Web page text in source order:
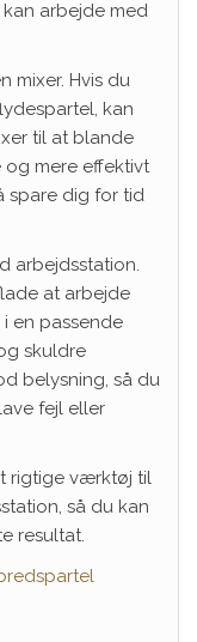
arbejde med
mixer. Hvis du
kan
til at blande
og mere effektivt
spare dig for tid
arbejdsstation.
at arbejde
en passende
skuldre
belysning, så du
fejl eller
rigtige værktøj til
så du kan
resultat.